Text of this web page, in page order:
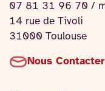
07 81 31 96 70 /
14 rue de Tivoli
31000 Toulouse
Nous